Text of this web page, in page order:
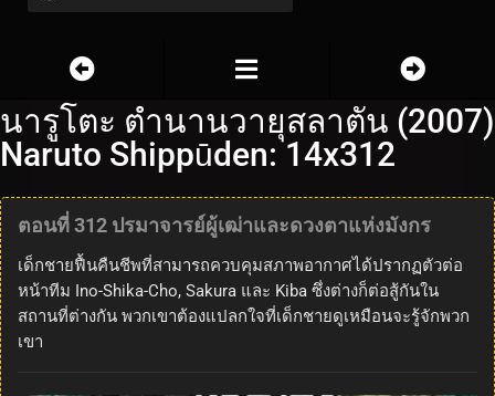
นารูโตะ ตำนานวายุสลาตัน (2007)
Naruto Shippūden: 14x312
ตอนที่ 312 ปรมาจารย์ผู้เฒ่าและดวงตาแห่งมังกร
เด็กชายฟื้นคืนชีพที่สามารถควบคุมสภาพอากาศได้ปรากฏตัวต่อ
หน้าทีม Ino-Shika-Cho, Sakura และ Kiba ซึ่งต่างก็ต่อสู้กันใน
สถานที่ต่างกัน พวกเขาต้องแปลกใจที่เด็กชายดูเหมือนจะรู้จักพวก
เขา